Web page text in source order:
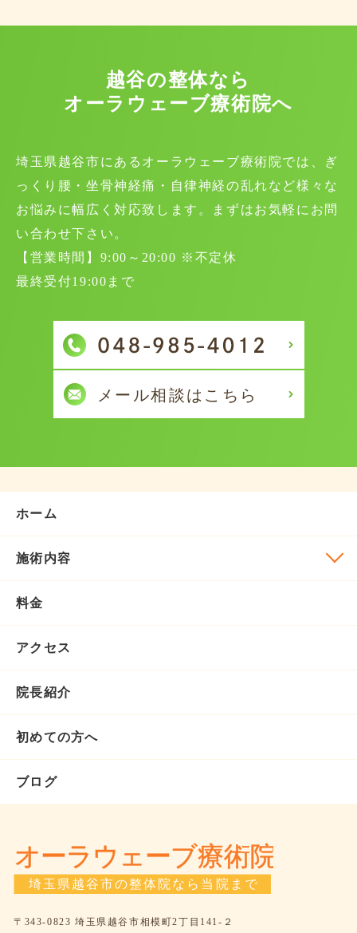
越谷の整体なら
オーラウェーブ療術院へ
埼玉県越谷市にあるオーラウェーブ療術院では、ぎ
っくり腰・坐骨神経痛・自律神経の乱れなど様々な
お悩みに幅広く対応致します。まずはお気軽にお問
い合わせ下さい。
【営業時間】9:00～20:00 ※不定休
最終受付19:00まで
ホーム
施術内容
料金
アクセス
院長紹介
初めての方へ
ブログ
〒343-0823 埼玉県越谷市相模町2丁目141-２